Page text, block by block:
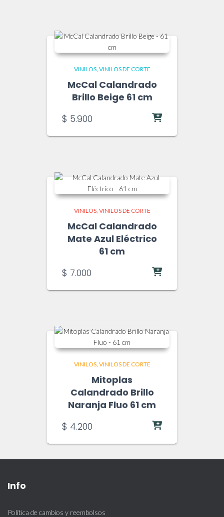
VINILOS VINILOS DE CORTE
McCal Calandrado
Brillo Beige 61 cm
$ 5.900
VINILOS VINILOS DE CORTE
McCal Calandrado
Mate Azul Eléctrico
61 cm
$ 7.000
VINILOS VINILOS DE CORTE
Mitoplas
Calandrado Brillo
Naranja Fluo 61 cm
$ 4.200
Info
Política de cambios y reembolsos